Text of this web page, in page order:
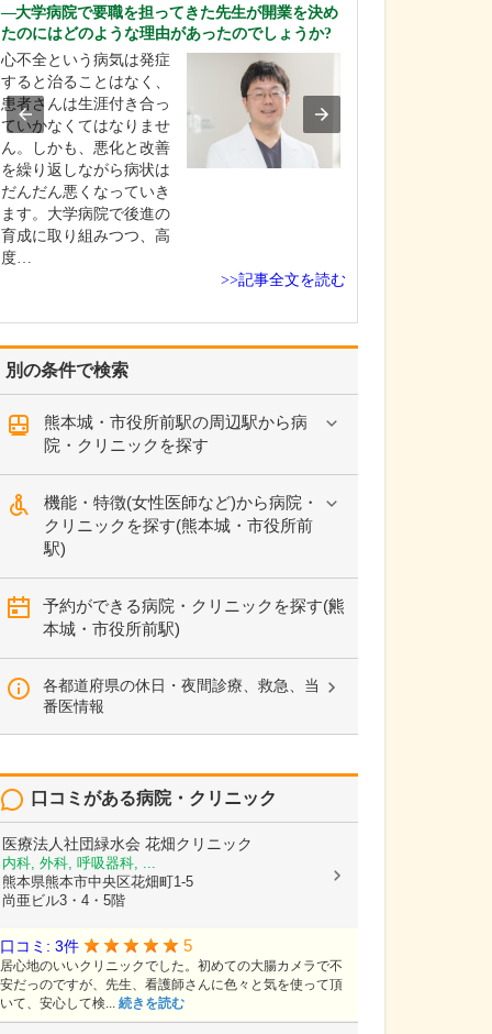
別の条件で検索
熊本城・市役所前駅の周辺駅から病
院・クリニックを探す
機能・特徴(女性医師など)から病院・
クリニックを探す(熊本城・市役所前
駅)
予約ができる病院・クリニックを探す(熊
本城・市役所前駅)
各都道府県の休日・夜間診療、救急、当
番医情報
口コミがある病院・クリニック
医療法人社団緑水会 花畑クリニック
内科, 外科, 呼吸器科, ...
熊本県熊本市中央区花畑町1-5
尚亜ビル3・4・5階
口コミ: 3件 5
居心地のいいクリニックでした。初めての大腸カメラで不
安だっのですが、先生、看護師さんに色々と気を使って頂
いて、安心して検... 続きを読む
大学病院で要職を担ってきた先生が開業を決め
たのにはどのような理由があったのでしょうか?
心不全という病気は発症
すると治ることはなく、
患者さんは生涯付き合っ
ていかなくてはなりませ
ん。しかも、悪化と改善
を繰り返しながら病状は
だんだん悪くなっていき
ます。大学病院で後進の
育成に取り組みつつ、高
度…
>>記事全文を読む